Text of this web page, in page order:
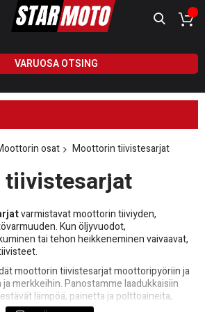
VARUOSA OTSING
osat Moottorin tiivistesarjat
varmistavat moottorin tiiviyden,
Kun öljyvuodot,
tai tehon heikkeneminen vaivaavat,
moottorin tiivistesarjat moottoripyöriin ja
merkkeihin. Panostamme laadukkaisiin
lämpöä, painetta ja polttoaineita,
kilometristä toiseen.